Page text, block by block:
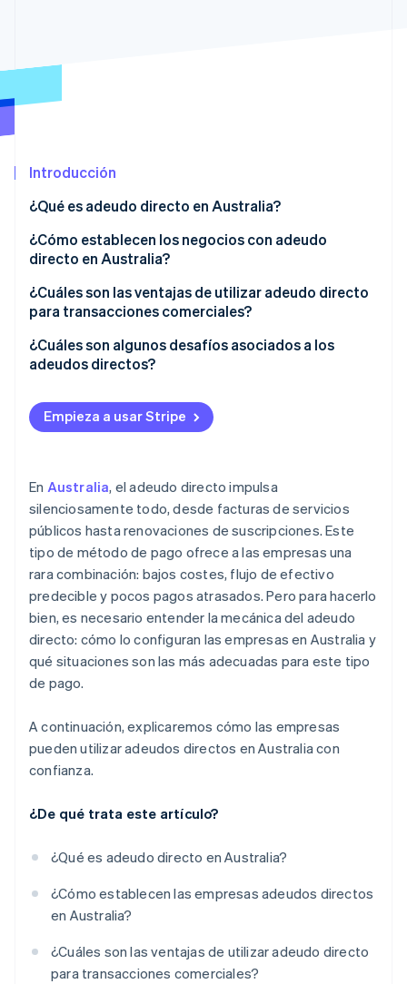
Atlas
Verificación de identidad en línea
Descubre cómo Stripe está construyendo la
para la IA.
Introducción
¿Qué es adeudo directo en Australia?
¿Cómo establecen los negocios con adeudo
directo en Australia?
Obtener acceso a BECS
Autorización segura de clientes
Integración con un sistema de pago
Mantén el cumplimiento de la normativa y las
¿Cuáles son las ventajas de utilizar adeudo directo
para transacciones comerciales?
Menores costes de pago
Menos pagos fallidos
Pagos recurrentes fáciles
¿Cuáles son algunos desafíos asociados a los
adeudos directos?
Pagos fallidos
Disputas
Confianza del cliente
Empieza a usar Stripe
En Australia, el adeudo directo impulsa
silenciosamente todo, desde facturas de servicios
públicos hasta renovaciones de suscripciones. Este
tipo de método de pago ofrece a las empresas una
rara combinación: bajos costes, flujo de efectivo
predecible y pocos pagos atrasados. Pero para hacerlo
bien, es necesario entender la mecánica del adeudo
directo: cómo lo configuran las empresas en Australia y
qué situaciones son las más adecuadas para este tipo
de pago.
A continuación, explicaremos cómo las empresas
pueden utilizar adeudos directos en Australia con
confianza.
¿De qué trata este artículo?
¿Qué es adeudo directo en Australia?
¿Cómo establecen las empresas adeudos directos
en Australia?
¿Cuáles son las ventajas de utilizar adeudo directo
para transacciones comerciales?